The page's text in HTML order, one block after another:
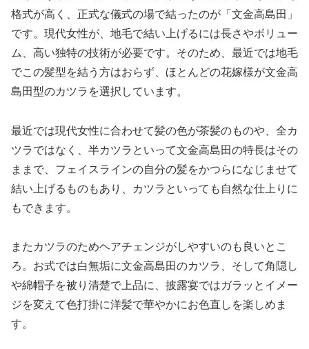
格式が高く、正式な儀式の場で結ったのが「文金高島田」
です。現代女性が、地毛で結い上げるには長さやボリュー
ム、高い独特の技術が必要です。そのため、最近では地毛
でこの髪型を結う方はおらず、ほとんどの花嫁様が文金高
島田型のカツラを選択しています。
最近では現代女性に合わせて髪の色が茶髪のものや、全カ
ツラではなく、半カツラといって文金高島田の特長はその
ままで、フェイスラインの自分の髪をかつらになじませて
結い上げるものもあり、カツラといっても自然な仕上りに
もできます。
またカツラのためヘアチェンジがしやすいのも良いとこ
ろ。お式では白無垢に文金高島田のカツラ、そして角隠し
や綿帽子を被り清楚で上品に、披露宴ではガラッとイメー
ジを変えて色打掛に洋髪で華やかにお色直しを楽しめま
す。